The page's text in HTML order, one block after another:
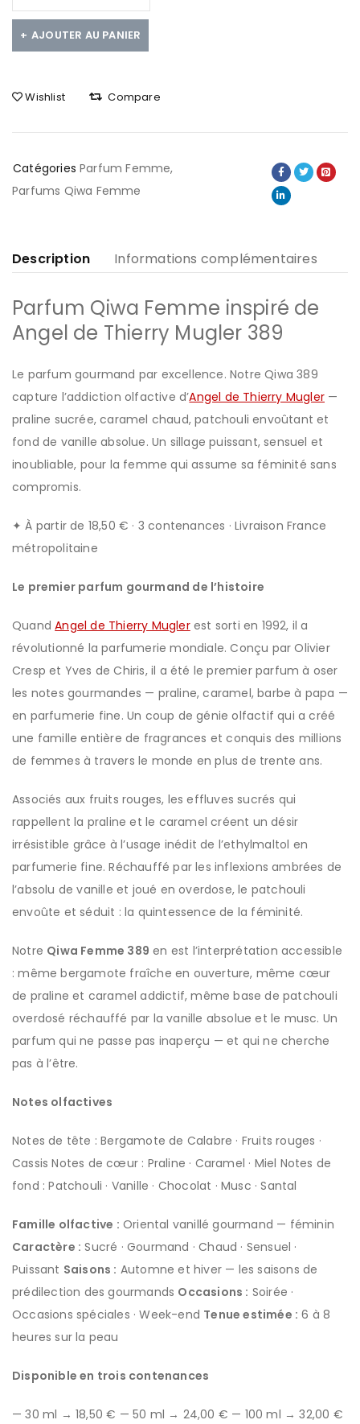
AJOUTER AU PANIER
Wishlist Compare
Catégories Parfum Femme,
Parfums Qiwa Femme
Description Informations complémentaires
Parfum Qiwa Femme inspiré de
Angel de Thierry Mugler 389
Le parfum gourmand par excellence. Notre Qiwa 389
capture l’addiction olfactive d’Angel de Thierry Mugler —
praline sucrée, caramel chaud, patchouli envoûtant et
fond de vanille absolue. Un sillage puissant, sensuel et
inoubliable, pour la femme qui assume sa féminité sans
compromis.
✦ À partir de 18,50 € · 3 contenances · Livraison France
métropolitaine
Le premier parfum gourmand de l’histoire
QuandAngel de Thierry Muglerest sorti en 1992, il a
révolutionné la parfumerie mondiale. Conçu par Olivier
Cresp et Yves de Chiris, il a été le premier parfum à oser
les notes gourmandes — praline, caramel, barbe à papa —
en parfumerie fine. Un coup de génie olfactif qui a créé
une famille entière de fragrances et conquis des millions
de femmes à travers le monde en plus de trente ans.
Associés aux fruits rouges, les effluves sucrés qui
rappellent la praline et le caramel créent un désir
irrésistible grâce à l’usage inédit de l’ethylmaltol en
parfumerie fine. Réchauffé par les inflexions ambrées de
l’absolu de vanille et joué en overdose, le patchouli
envoûte et séduit : la quintessence de la féminité.
Notre Qiwa Femme 389 en est l’interprétation accessible
: même bergamote fraîche en ouverture, même cœur
de praline et caramel addictif, même base de patchouli
overdosé réchauffé par la vanille absolue et le musc. Un
parfum qui ne passe pas inaperçu — et qui ne cherche
pas à l’être.
Notes olfactives
Notes de tête : Bergamote de Calabre · Fruits rouges ·
Cassis Notes de cœur : Praline · Caramel · Miel Notes de
fond : Patchouli · Vanille · Chocolat · Musc · Santal
Famille olfactive : Oriental vanillé gourmand — féminin
Caractère : Sucré · Gourmand · Chaud · Sensuel ·
Puissant Saisons : Automne et hiver — les saisons de
prédilection des gourmands Occasions : Soirée ·
Occasions spéciales · Week-end Tenue estimée : 6 à 8
heures sur la peau
Disponible en trois contenances
— 30 ml → 18,50 € — 50 ml → 24,00 € — 100 ml → 32,00 €